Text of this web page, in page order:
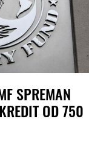
SPREMAN
OD 750